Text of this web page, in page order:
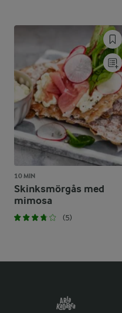
10 MIN
Skinksmörgås med
mimosa
(5)